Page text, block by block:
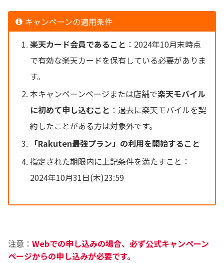
キャンペーンの適用条件
楽天カード会員であること ：2024年10月末時点
で有効な楽天カードを保有している必要がありま
す。
本キャンペーンページまたは店舗で楽天モバイル
に初めて申し込むこと ：過去に楽天モバイルを契
約したことがある方は対象外です。
「Rakuten最強プラン」の利用を開始すること
指定された期限内に上記条件を満たすこと：
2024年10月31日(木)23:59
注意： Webでの申し込みの場合、必ず公式キャンペーン
ページからの申し込みが必要です。